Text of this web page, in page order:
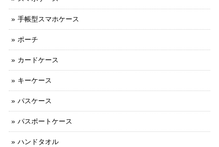
手帳型スマホケース
ポーチ
カードケース
キーケース
パスケース
パスポートケース
ハンドタオル